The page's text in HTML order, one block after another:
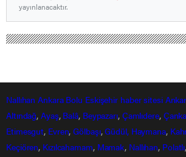
yayınlanacaktır.